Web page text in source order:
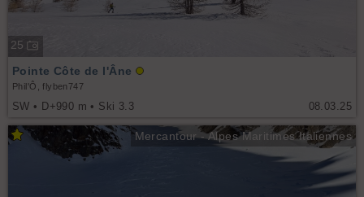
25
08.03.25
Pointe Côte de l'Âne
Phil'Ô, flyben747
SW • D+990 m • Ski 3.3
Mercantour - Alpes Maritimes Italiennes